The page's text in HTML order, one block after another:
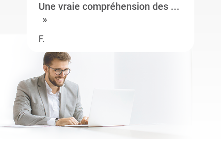
Une vraie compréhension des ...
F.